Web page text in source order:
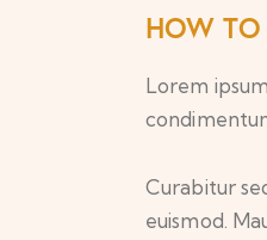
HOW TO
Lorem
Curabitur
euismod.